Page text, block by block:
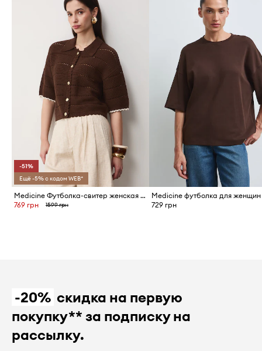
-51%
Ещё -5% с кодом WEB*
Medicine Футболка-свитер женская хлопковая
769 грн
1599 грн 729 грн
-20% скидка на первую
покупку** за подписку на
рассылку.